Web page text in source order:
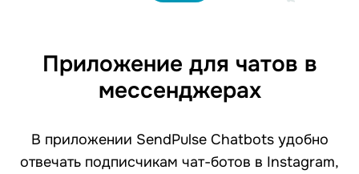
Приложение для чатов в
мессенджерах
В приложении SendPulse Chatbots удобно
отвечать подписчикам чат-ботов в Instagram,